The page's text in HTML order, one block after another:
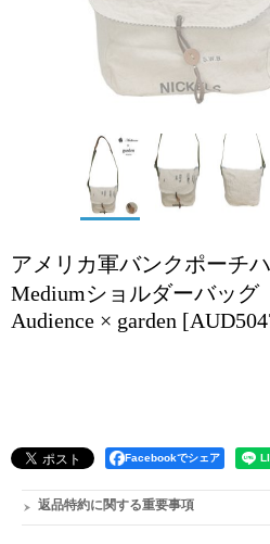
アメリカ軍バンクポーチ
Mediumショルダーバッグ
Audience × garden
Facebookでシェア
返品特約に関する重要事項